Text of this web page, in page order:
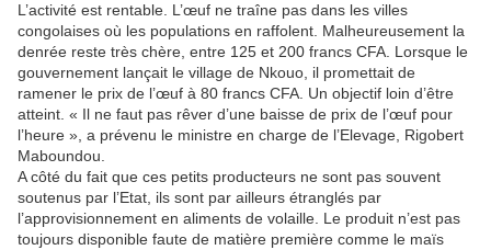
L’activité est rentable. L’œuf ne traîne pas dans les villes
congolaises où les populations en raffolent. Malheureusement la
denrée reste très chère, entre 125 et 200 francs CFA. Lorsque le
gouvernement lançait le village de Nkouo, il promettait de
ramener le prix de l’œuf à 80 francs CFA. Un objectif loin d’être
atteint. « Il ne faut pas rêver d’une baisse de prix de l’œuf pour
l’heure », a prévenu le ministre en charge de l’Elevage, Rigobert
Maboundou.
A côté du fait que ces petits producteurs ne sont pas souvent
soutenus par l’Etat, ils sont par ailleurs étranglés par
l’approvisionnement en aliments de volaille. Le produit n’est pas
toujours disponible faute de matière première comme le maïs